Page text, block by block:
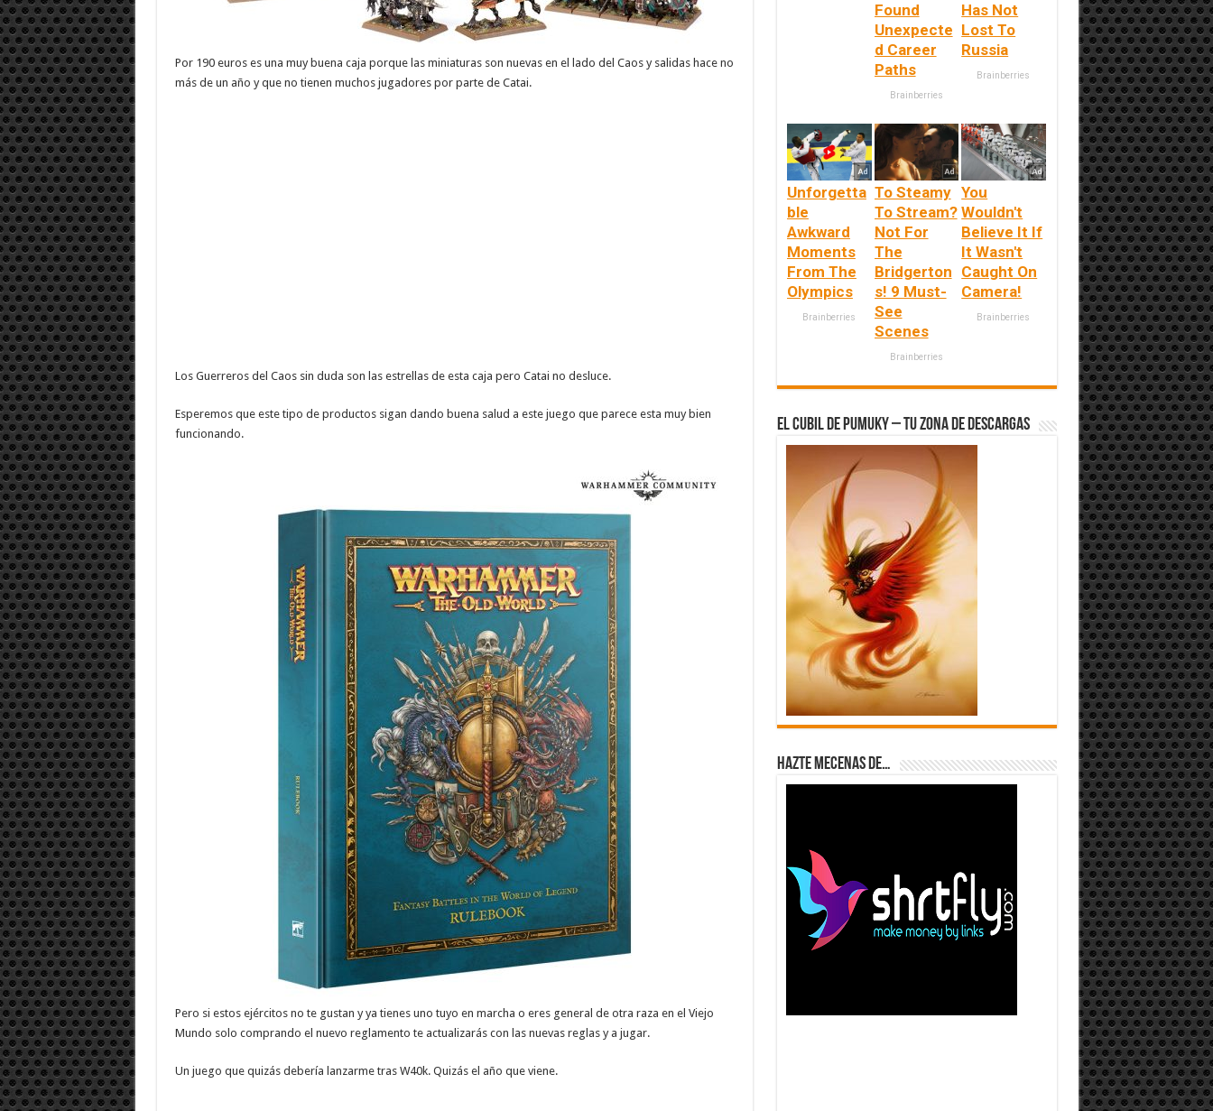
Por 190 euros es una muy buena caja porque las miniaturas son nuevas en el lado del Caos y salidas hace no
más de un año y que no tienen muchos jugadores por parte de Catai.
Los Guerreros del Caos sin duda son las estrellas de esta caja pero Catai no desluce.
Esperemos que este tipo de productos sigan dando buena salud a este juego que parece esta muy bien
funcionando.
Pero si estos ejércitos no te gustan y ya tienes uno tuyo en marcha o eres general de otra raza en el Viejo
Mundo solo comprando el nuevo reglamento te actualizarás con las nuevas reglas y a jugar.
Un juego que quizás debería lanzarme tras W40k. Quizás el año que viene.
Found
Unexpecte
d Career
Paths
Brainberries
Has Not
Lost To
Russia
Brainberries
Unforgetta
ble
Awkward
Moments
From The
Olympics
Brainberries
To Steamy
To Stream?
Not For
The
Bridgerton
s! 9 Must-
See
Scenes
Brainberries
You
Wouldn't
Believe It If
It Wasn't
Caught On
Camera!
Brainberries
El Cubil de Pumuky – Tu zona de Descargas
Hazte Mecenas de…